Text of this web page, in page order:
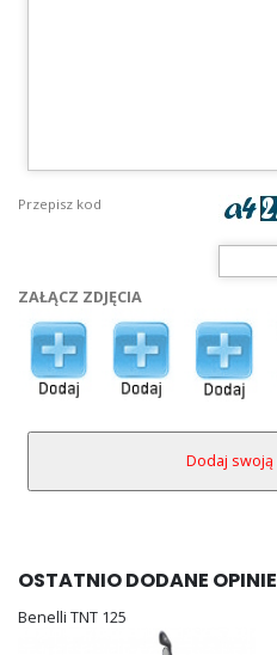
Przepisz kod
ZAŁĄCZ ZDJĘCIA
OSTATNIO DODANE OPINIE
Benelli TNT 125